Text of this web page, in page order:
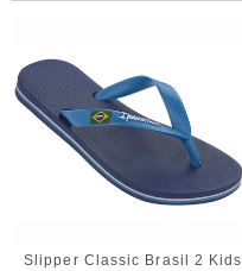
Slipper Classic Brasil 2 Kids